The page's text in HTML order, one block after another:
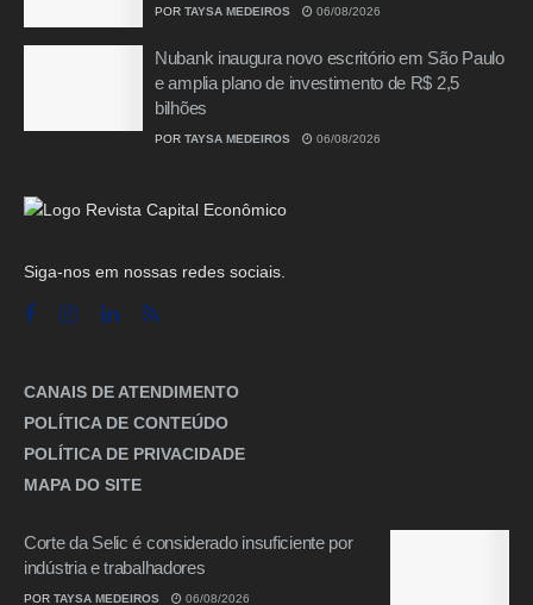
POR TAYSA MEDEIROS 06/08/2026
Nubank inaugura novo escritório em São Paulo
e amplia plano de investimento de R$ 2,5
bilhões
POR TAYSA MEDEIROS 06/08/2026
Siga-nos em nossas redes sociais.
CANAIS DE ATENDIMENTO
POLÍTICA DE CONTEÚDO
POLÍTICA DE PRIVACIDADE
MAPA DO SITE
Corte da Selic é considerado insuficiente por
indústria e trabalhadores
POR TAYSA MEDEIROS 06/08/2026